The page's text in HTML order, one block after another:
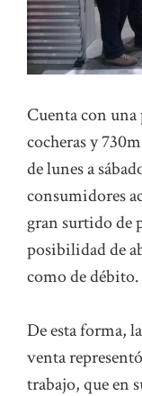
Cuenta con
cocheras y
de lunes a
consumidores
gran surtido de
posibilidad de
como de débito.
De esta forma,
venta
trabajo, que en